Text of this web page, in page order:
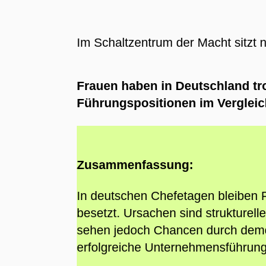
Im Schaltzentrum der Macht sitzt
Frauen haben in Deutschland
Führungspositionen im
Zusammenfassung:
In deutschen Chefetagen bleiben
besetzt. Ursachen sind
sehen jedoch Chancen durch
erfolgreiche